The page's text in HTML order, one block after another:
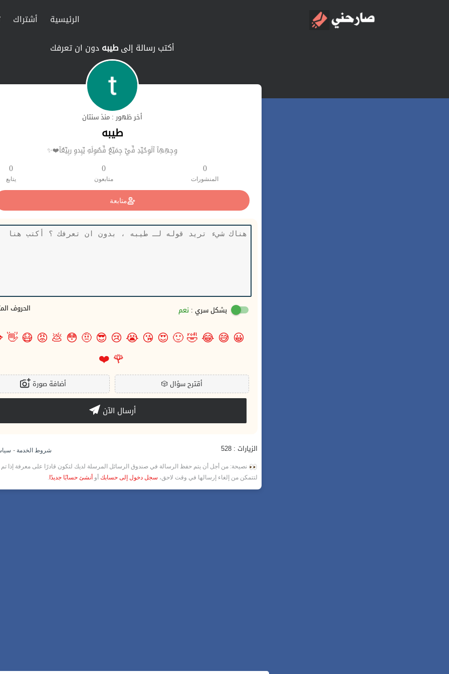
الرئيسية أشتراك
أكتب رسالة إلىطيبهدون ان تعرفك
أخر ظهور : منذ سنتان
طيبه
وِجِهِهِآ آلَوِحٌيِّدِ فِّيِّ جِمَيِّعٌ فِّصٌوِلَهِ يِّبِدوِ ربِيِّعٌآ❤️✨
0
المنشورات
0
متابعون
0
يتابع
متابعة
الحروف بشكل سري : نعم
😀
😅
😂
🤣
🙂
😍
😘
😭
😢
😎
🤨
😳
💩
😡
😷
👋
🌹
❤️
🎲أقترح سؤال أضافة صورة
أرسال الآن
الزيارات : 528 شروط الخدمة -
نصيحة: من أجل أن يتم حفظ الرسالة في صندوق الرسائل المرسلة لديك لتكون قادرًا على معرفة إذا تم
لتتمكن من إلغاء إرسالها في وقت لاحق، سجل دخول إلى حسابك أو أنشئ حسابًا جديدًا .